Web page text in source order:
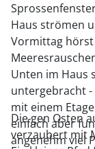
Haus strömen
Vormittag
Unten im Haus
untergebracht
mit einem
einfach aber
angenehm viel
Die gen Osten
verzaubert mit